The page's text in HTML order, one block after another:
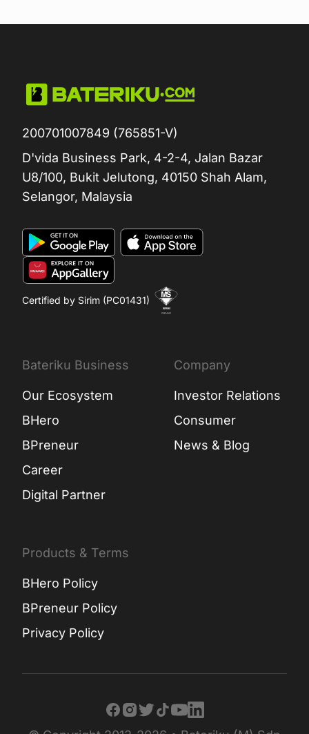
200701007849 (765851-V)
D'vida Business Park, 4-2-4, Jalan Bazar
U8/100, Bukit Jelutong, 40150 Shah Alam,
Selangor, Malaysia
Certified by Sirim (PC01431)
Bateriku Business
Our Ecosystem
BHero
BPreneur
Career
Digital Partner
Company
Investor Relations
Consumer
News & Blog
Products & Terms
BHero Policy
BPreneur Policy
Privacy Policy